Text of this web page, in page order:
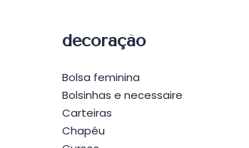
decoração
Bolsa feminina
Bolsinhas e necessaire
Carteiras
Chapéu